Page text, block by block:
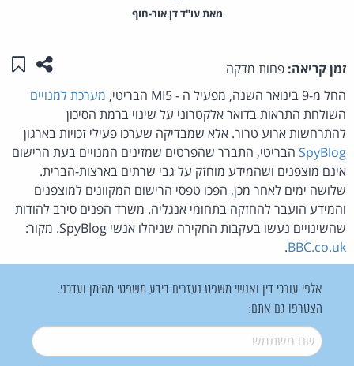
מאת‏ עו"ד דן אור-חוף
זמן קריאה: פחות מדקה שתפו
החל מ-9 בינואר השנה, מפעיל ה - MI5 הבריטי,
מערכת למנויים
השולחת התראות בדואר אלקטרוני על שינוי ברמת הסיכון
להתרחשות ארוע טרור. אלא שמבדיקה שערכו פעילי זכויות בארגון
SpyBlog הבריטי, התברר שהפרטים שמזינים המנויים בעת הרישום
אינם מוצפנים ושהמידע מוחזק על גבי שרתים בארצות-הברית.
שלושה ימים לאחר מכן, הפכו טפסי הרישום המקוונים למוצפנים
והמידע הועבר להחזקה בתחומי אנגליה. משרד הפנים סירב להודות
שהשינויים נעשו בעקבות החקירה שניהלו אנשי SpyBlog. מקור:
BBC.co.uk
.
אלפי עורכי דין ואנשי משפט נעזרים בידע משפטי מהימן ועדכני.
הצטרפו גם אתם:
שם משתמש*